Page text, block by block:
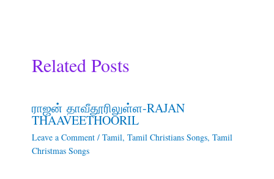
Related Posts
ராஜன் தாவீதூரிலுள்ள-RAJAN
THAAVEETHOORIL
Leave a Comment / Tamil, Tamil Christians Songs, Tamil
Christmas Songs